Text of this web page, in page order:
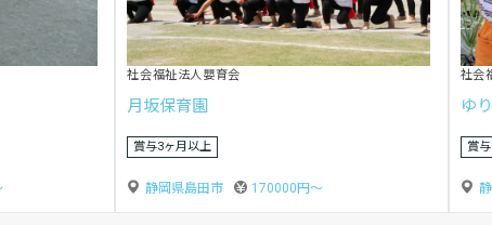
株式会社女性イキイキカンパニー
ミキネおひさまの森保育園
残業なし
静岡県藤枝市 170000円〜
特定
掛
年